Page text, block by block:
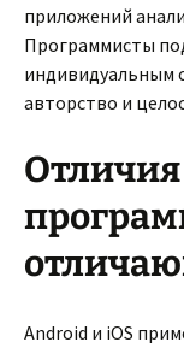
приложений
Программисты
индивидуальным
авторство и
Android и iOS